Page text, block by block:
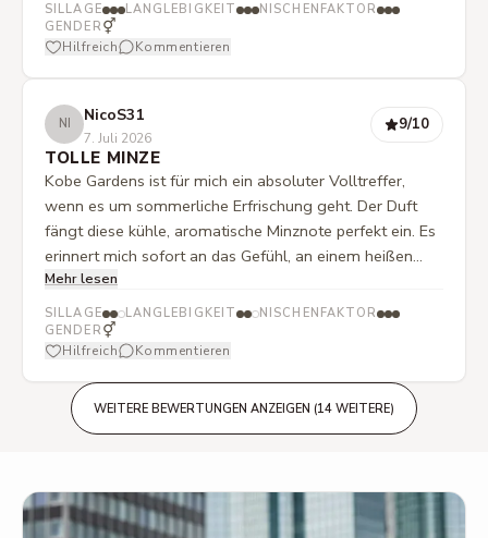
SILLAGE LANGLEBIGKEIT
NISCHENFAKTOR
GENDER ⚥
Hilfreich Kommentieren
NI NicoS31
7. Juli 2026
9/10
TOLLE MINZE
Kobe Gardens ist für mich ein absoluter Volltreffer,
wenn es um sommerliche Erfrischung geht. Der Duft
fängt diese kühle, aromatische Minznote perfekt ein. Es
erinnert mich sofort an das Gefühl, an einem heißen
Sommerabend ein erfrischendes Minz-Kaugummi zu
kauen. Es ist ungemein belebend und macht einfach
gute Laune. Einzig bei der Sillage und der Haltbarkeit
muss man kleine Abstriche machen, da bewegt sich der
Duft für mich eher im Mittelfeld. Dennoch: Aufgrund der
fantastischen Duftkomposition ist das für mich eine
klare Empfehlung.
Mehr lesen
SILLAGE LANGLEBIGKEIT
NISCHENFAKTOR
GENDER ⚥
Hilfreich Kommentieren
WEITERE BEWERTUNGEN ANZEIGEN (14 WEITERE)